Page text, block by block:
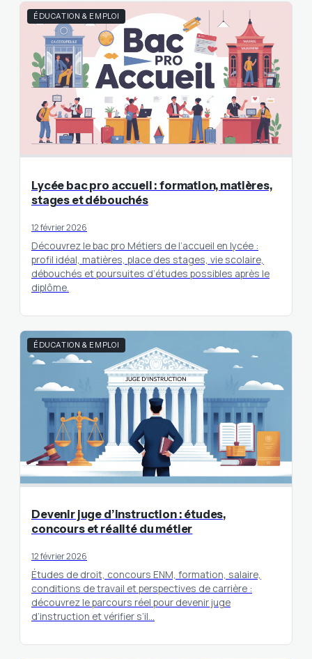
ÉDUCATION & EMPLOI
Lycée bac pro accueil : formation, matières,
stages et débouchés
12 février 2026
Découvrez le bac pro Métiers de l’accueil en lycée :
profil idéal, matières, place des stages, vie scolaire,
débouchés et poursuites d’études possibles après le
diplôme.
ÉDUCATION & EMPLOI
Devenir juge d’instruction : études,
concours et réalité du métier
12 février 2026
Études de droit, concours ENM, formation, salaire,
conditions de travail et perspectives de carrière :
découvrez le parcours réel pour devenir juge
d’instruction et vérifier s’il…